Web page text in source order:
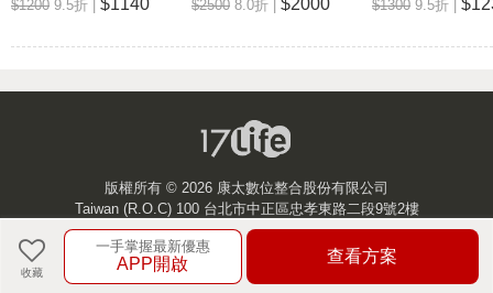
營業時間: 週一~週日 10:00~20:30
金格食品《桃園中壢店》
營業時間: 週一~週日 10:00~21:00
電話: (04)2229-2200
地址: 台中市中區三民路二段72號
營業時間: 週一~週日 10:30~19:00
金格食品《新竹店》
入
$1200 9.5折 |
券
$2500 8.0折 | $1300 9.5折 |
收藏
一手掌握最新優惠
APP開啟 查看方案
版權所有 © 2026 康太數位整合股份有限公司
Taiwan (R.O.C) 100 台北市中正區忠孝東路二段9號2樓